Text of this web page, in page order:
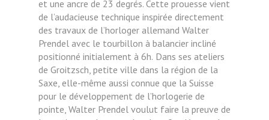
et une ancre de 23 degrés. Cette prouesse vient
de l’audacieuse technique inspirée directement
des travaux de l’horloger allemand Walter
Prendel avec le tourbillon à balancier incliné
positionné initialement à 6h. Dans ses ateliers
de Groitzsch, petite ville dans la région de la
Saxe, elle-même aussi connue que la Suisse
pour le développement de l’horlogerie de
pointe, Walter Prendel voulut faire la preuve de